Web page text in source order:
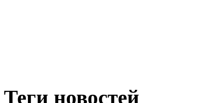
Теги новостей